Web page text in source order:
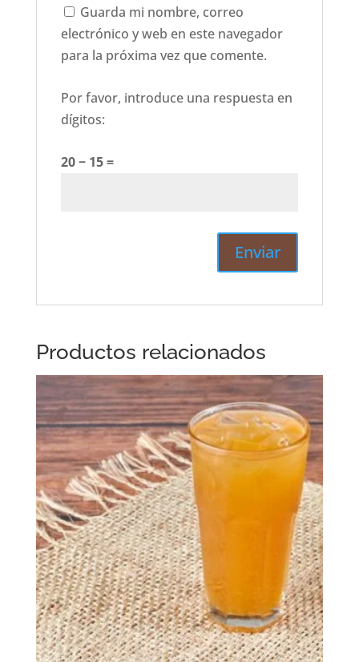
Guarda mi nombre, correo
electrónico y web en este navegador
para la próxima vez que comente.
Por favor, introduce una respuesta en
dígitos:
20 − 15 =
Productos relacionados